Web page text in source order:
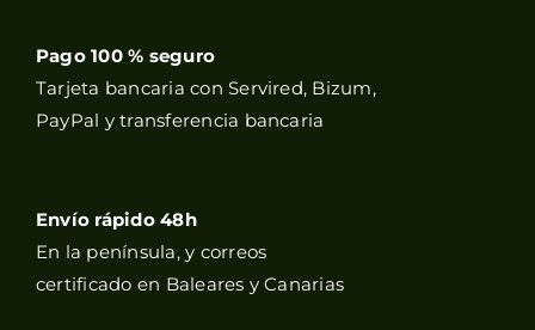
Pago 100 % seguro
Tarjeta bancaria con Servired, Bizum,
PayPal y transferencia bancaria
Envío rápido 48h
En la península, y correos
certificado en Baleares y Canarias